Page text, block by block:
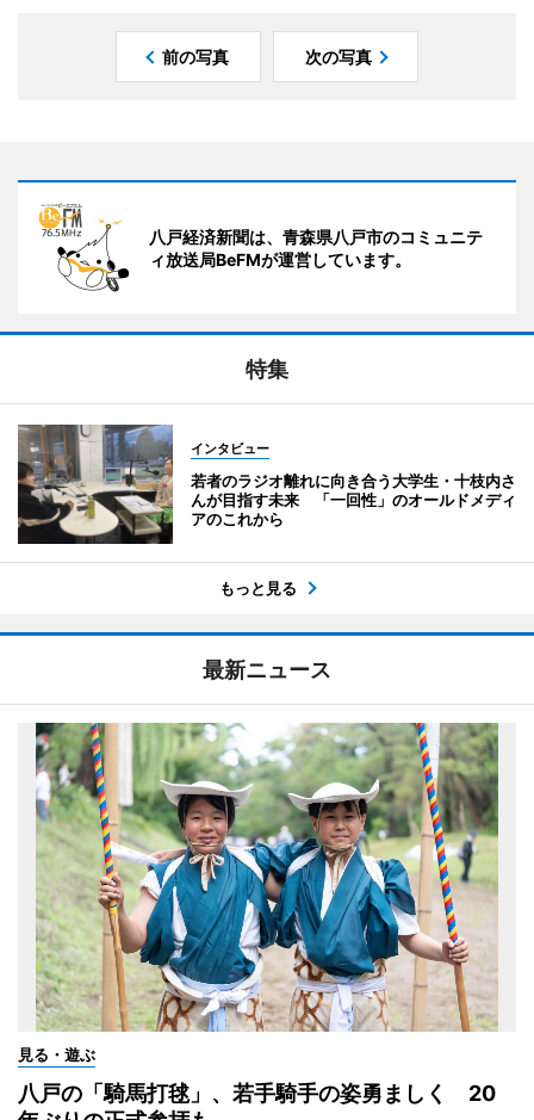
前の写真 次の写真
八戸経済新聞は、青森県八戸市のコミュニテ
ィ放送局BeFMが運営しています。
特集
インタビュー
若者のラジオ離れに向き合う大学生・十枝内さ
んが目指す未来 「一回性」のオールドメディ
アのこれから
もっと見る
最新ニュース
見る・遊ぶ
八戸の「騎馬打毬」、若手騎手の姿勇ましく 20